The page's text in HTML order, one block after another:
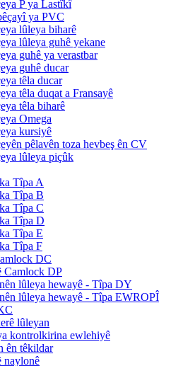
P ya Lastîkî
ya PVC
lûleya biharê
lûleya guhê yekane
guhê ya verastbar
guhê ducar
têla ducar
têla duqat a Fransayê
têla biharê
Omega
kursiyê
pêlavên toza hevbeş ên CV
lûleya piçûk
Tîpa A
Tîpa B
Tîpa C
Tîpa D
Tîpa E
Tîpa F
DC
Camlock DP
lûleya hewayê - Tîpa DY
lûleya hewayê - Tîpa EWROPÎ
lûleyan
kontrolkirina ewlehiyê
ên têkildar
naylonê